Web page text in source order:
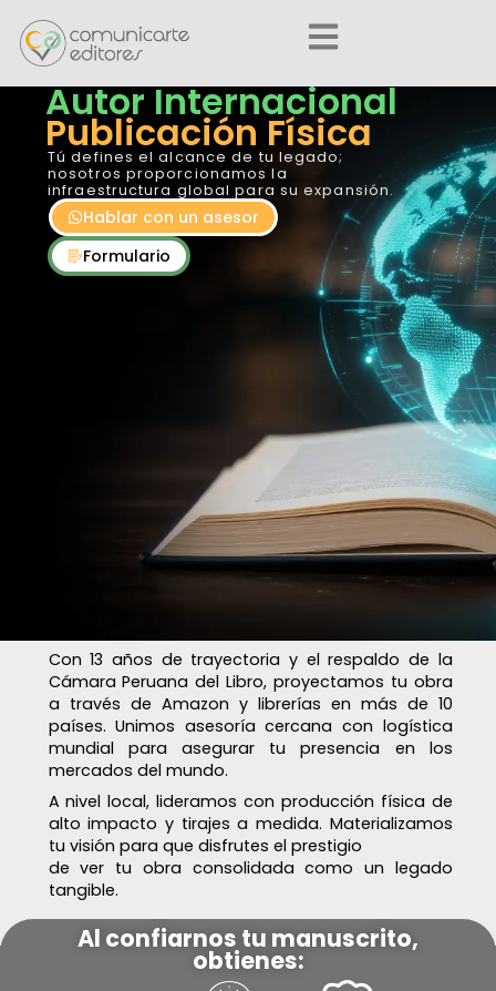
Autor Internacional
Publicación Física
Tú defines el alcance de tu legado;
nosotros proporcionamos la
infraestructura global para su expansión.
Hablar con un asesor
Formulario
Con 13 años de trayectoria y el respaldo de la
Cámara Peruana del Libro, proyectamos tu obra
a través de Amazon y librerías en más de 10
países. Unimos asesoría cercana con logística
mundial para asegurar tu presencia en los
mercados del mundo.
A nivel local, lideramos con producción física de
alto impacto y tirajes a medida. Materializamos
tu visión para que disfrutes el prestigio
de ver tu obra consolidada como un legado
tangible.
Al confiarnos tu manuscrito,
obtienes: